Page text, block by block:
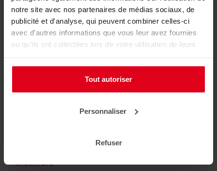
notre site avec nos partenaires de médias sociaux, de
publicité et d'analyse, qui peuvent combiner celles-ci
avec d'autres informations que vous leur avez fournies
ou qu'ils ont collectées lors de votre utilisation de leurs
Tout autoriser
Personnaliser
Refuser
Ajouter au panier
théâtrale